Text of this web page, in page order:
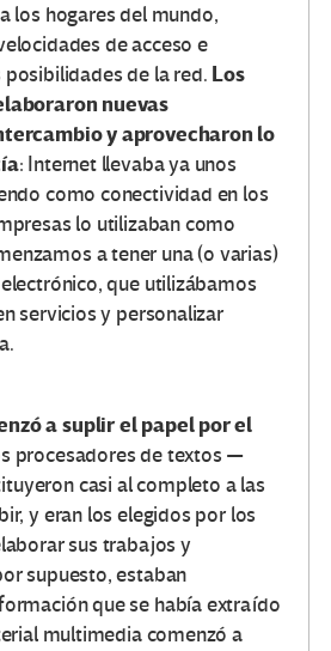
los hogares del mundo,
de acceso e
de la red. Los
nuevas
y aprovecharon lo
: Internet llevaba ya unos
como conectividad en los
lo utilizaban como
a tener una (o varias)
que utilizábamos
servicios y personalizar
a suplir el papel por el
procesadores de textos —
casi al completo a las
y eran los elegidos por los
sus trabajos y
supuesto, estaban
que se había extraído
multimedia comenzó a